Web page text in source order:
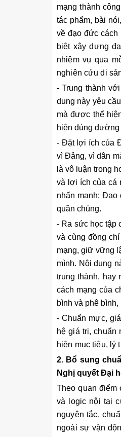
mạng thành
tác phẩm, bài
về đạo đức cách
biệt xây dựng
nhiệm vụ qua
nghiên cứu di
- Trung thành
dung này yêu
mà được thể
hiện đúng
- Đặt lợi ích của
vì Đảng, vì dân
là vô luận trong
và lợi ích của cá
nhấn mạnh: Đạo
quần chúng.
- Ra sức học tập
và cùng đồng
mạng, giữ vững
mình. Nội dung
trung thành, hay
cách mạng của
bình và phê
- Chuẩn mực,
hệ giá trị, chuẩn
hiện mục tiêu, lý
2. Bổ sung
Nghị quyết Đại
Theo quan điểm
và logic nội tại
nguyên tắc,
ngoài sự vận